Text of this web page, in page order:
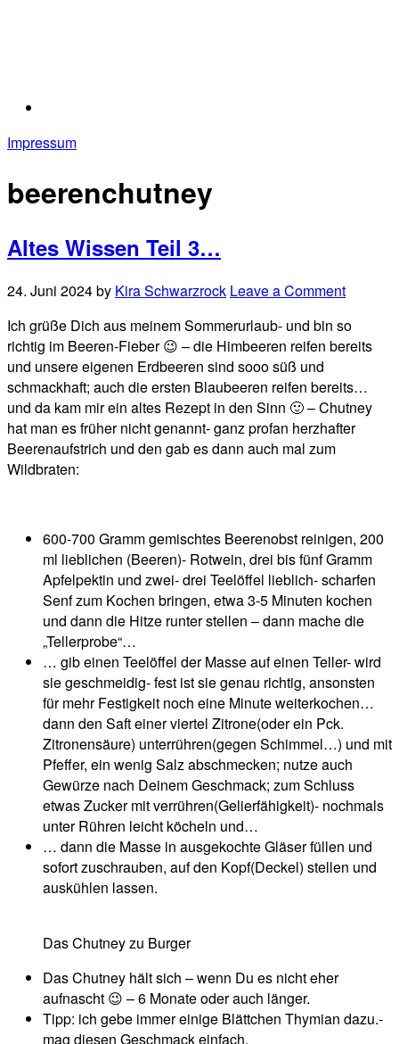
Impressum
beerenchutney
Altes Wissen Teil 3…
24. Juni 2024by Kira Schwarzrock Leave a Comment
Ich grüße Dich aus meinem Sommerurlaub- und bin so
richtig im Beeren-Fieber 😉 – die Himbeeren reifen bereits
und unsere eigenen Erdbeeren sind sooo süß und
schmackhaft; auch die ersten Blaubeeren reifen bereits…
und da kam mir ein altes Rezept in den Sinn 🙂 – Chutney
hat man es früher nicht genannt- ganz profan herzhafter
Beerenaufstrich und den gab es dann auch mal zum
Wildbraten:
600-700 Gramm gemischtes Beerenobst reinigen, 200
ml lieblichen (Beeren)- Rotwein, drei bis fünf Gramm
Apfelpektin und zwei- drei Teelöffel lieblich- scharfen
Senf zum Kochen bringen, etwa 3-5 Minuten kochen
und dann die Hitze runter stellen – dann mache die
„Tellerprobe“…
… gib einen Teelöffel der Masse auf einen Teller- wird
sie geschmeidig- fest ist sie genau richtig, ansonsten
für mehr Festigkeit noch eine Minute weiterkochen…
dann den Saft einer viertel Zitrone(oder ein Pck.
Zitronensäure) unterrühren(gegen Schimmel…) und mit
Pfeffer, ein wenig Salz abschmecken; nutze auch
Gewürze nach Deinem Geschmack; zum Schluss
etwas Zucker mit verrühren(Gelierfähigkeit)- nochmals
unter Rühren leicht köcheln und…
… dann die Masse in ausgekochte Gläser füllen und
sofort zuschrauben, auf den Kopf(Deckel) stellen und
auskühlen lassen.
Das Chutney zu Burger
Das Chutney hält sich – wenn Du es nicht eher
aufnascht 😉 – 6 Monate oder auch länger.
Tipp: ich gebe immer einige Blättchen Thymian dazu.-
mag diesen Geschmack einfach.